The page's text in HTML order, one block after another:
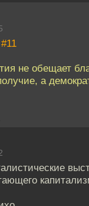
#11
не обещает
а